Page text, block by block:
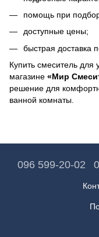
помощь при
доступные цены;
быстрая доставка
Купить смеситель для
магазине «Мир
решение для
ванной комнаты.
096 599-20-02